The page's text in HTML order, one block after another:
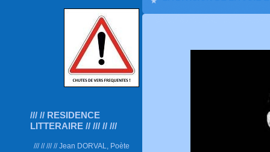
/// // RESIDENCE
LITTERAIRE // /// // ///
/// // /// // Jean DORVAL, Poète